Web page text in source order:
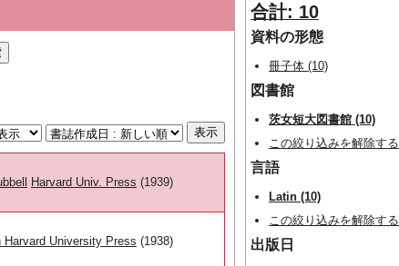
Harvard Univ. Press (1939)
Harvard University Press (1938)
合計: 10
資料の形態
冊子体 (10)
図書館
茨女短大図書館 (10)
この絞り込みを解除する
言語
Latin (10)
この絞り込みを解除する
出版日